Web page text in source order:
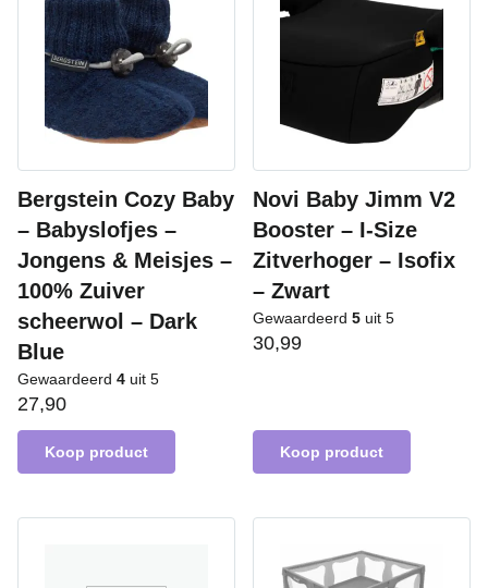
Bergstein Cozy Baby
– Babyslofjes –
Jongens & Meisjes –
100% Zuiver
scheerwol – Dark
Blue
Gewaardeerd 4 uit 5
27,90
Koop product
Novi Baby Jimm V2
Booster – I-Size
Zitverhoger – Isofix
– Zwart
Gewaardeerd 5 uit 5
30,99
Koop product